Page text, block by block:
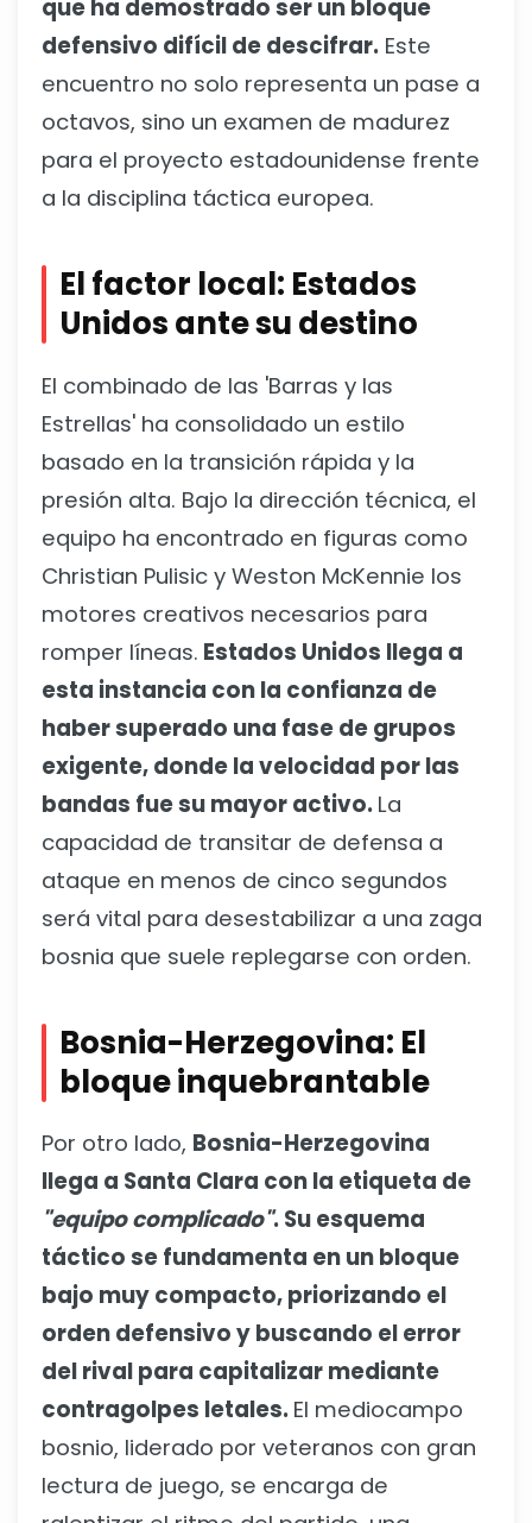
que ha demostrado ser un bloque
defensivo difícil de descifrar. Este
encuentro no solo representa un pase a
octavos, sino un examen de madurez
para el proyecto estadounidense frente
a la disciplina táctica europea.
El factor local: Estados
Unidos ante su destino
El combinado de las 'Barras y las
Estrellas' ha consolidado un estilo
basado en la transición rápida y la
presión alta. Bajo la dirección técnica, el
equipo ha encontrado en figuras como
Christian Pulisic y Weston McKennie los
motores creativos necesarios para
romper líneas. Estados Unidos llega a
esta instancia con la confianza de
haber superado una fase de grupos
exigente, donde la velocidad por las
bandas fue su mayor activo. La
capacidad de transitar de defensa a
ataque en menos de cinco segundos
será vital para desestabilizar a una zaga
bosnia que suele replegarse con orden.
Bosnia-Herzegovina: El
bloque inquebrantable
Por otro lado, Bosnia-Herzegovina
llega a Santa Clara con la etiqueta de
"equipo complicado". Su esquema
táctico se fundamenta en un bloque
bajo muy compacto, priorizando el
orden defensivo y buscando el error
del rival para capitalizar mediante
contragolpes letales. El mediocampo
bosnio, liderado por veteranos con gran
lectura de juego, se encarga de